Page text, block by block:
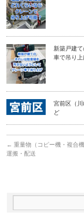
新築戸建
車で吊り上
宮前区（
ど
← 重量物（コピー機・複合
運搬・配送